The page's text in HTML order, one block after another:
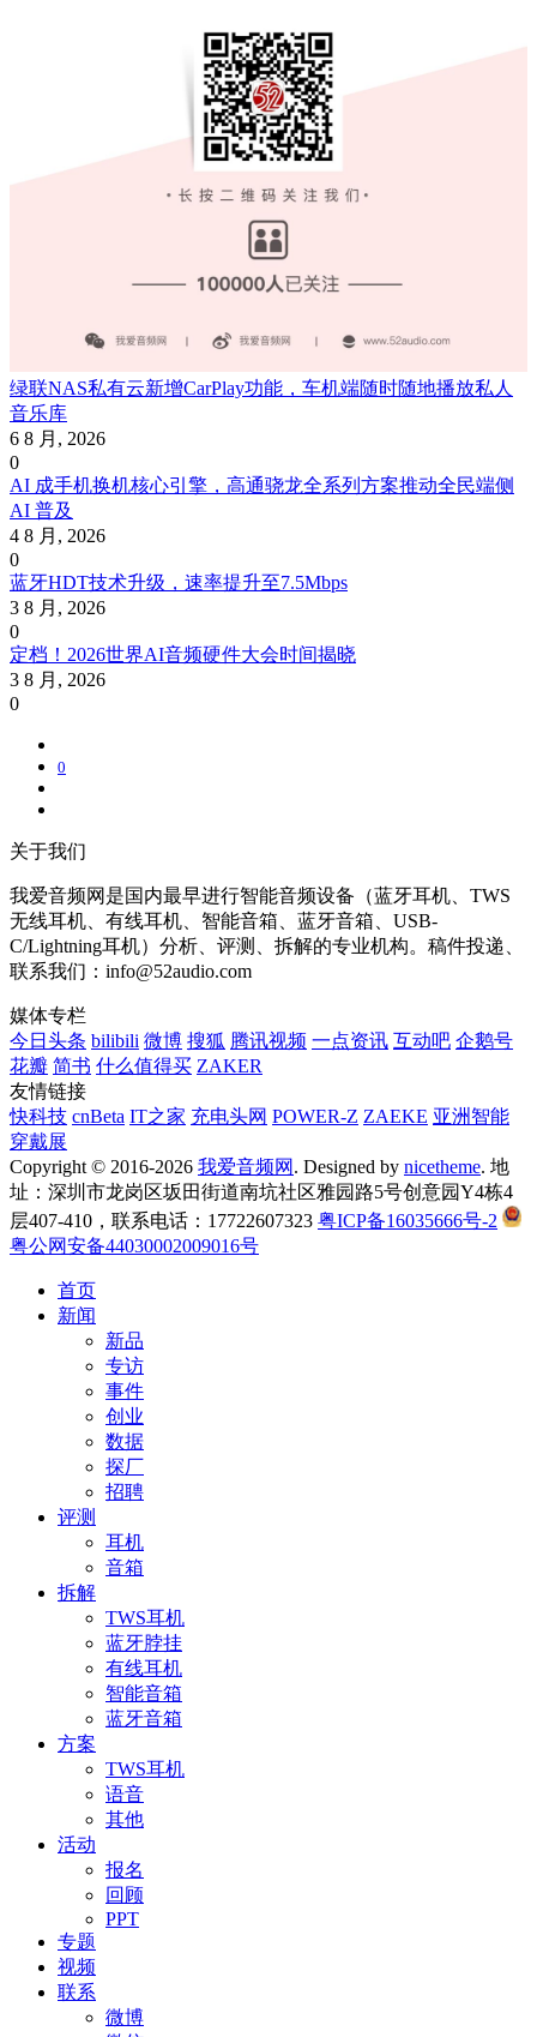
绿联NAS私有云新增CarPlay功能，车机端随时随地播放私人
音乐库
6 8 月, 2026
0
AI 成手机换机核心引擎，高通骁龙全系列方案推动全民端侧
AI 普及
4 8 月, 2026
0
蓝牙HDT技术升级，速率提升至7.5Mbps
3 8 月, 2026
0
定档！2026世界AI音频硬件大会时间揭晓
3 8 月, 2026
0
0
关于我们
我爱音频网是国内最早进行智能音频设备（蓝牙耳机、TWS
无线耳机、有线耳机、智能音箱、蓝牙音箱、USB-
C/Lightning耳机）分析、评测、拆解的专业机构。稿件投递、
联系我们：info@52audio.com
媒体专栏
今日头条 bilibili 微博 搜狐 腾讯视频 一点资讯 互动吧 企鹅号
花瓣 简书 什么值得买 ZAKER
友情链接
快科技 cnBeta IT之家 充电头网 POWER-Z ZAEKE 亚洲智能
穿戴展
Copyright © 2016-2026 我爱音频网 . Designed by nicetheme. 地
址：深圳市龙岗区坂田街道南坑社区雅园路5号创意园Y4栋4
层407-410，联系电话：17722607323 粤ICP备16035666号-2
粤公网安备44030002009016号
首页
新闻
新品
专访
事件
创业
数据
探厂
招聘
评测
耳机
音箱
拆解
TWS耳机
蓝牙脖挂
有线耳机
智能音箱
蓝牙音箱
方案
TWS耳机
语音
其他
活动
报名
回顾
PPT
专题
视频
联系
微博